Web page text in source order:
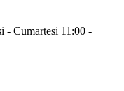
- Cumartesi 11:00 -